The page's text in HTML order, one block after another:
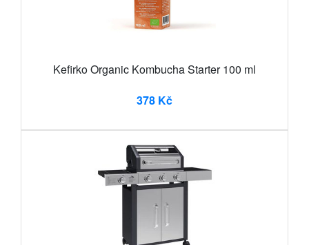
Kefirko Organic Kombucha Starter 100 ml
378 Kč